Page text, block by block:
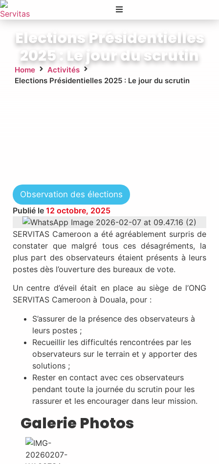
Elections Présidentielles
2025 : Le jour du scrutin
Home
Activités
Elections Présidentielles 2025 : Le jour du scrutin
Observation des élections
Publié le 12 octobre, 2025
SERVITAS Cameroon a été agréablement surpris de
constater que malgré tous ces désagréments, la
plus part des observateurs étaient présents à leurs
postes dès l’ouverture des bureaux de vote.
Un centre d’éveil était en place au siège de l’ONG
SERVITAS Cameroon à Douala, pour :
S’assurer de la présence des observateurs à
leurs postes ;
Recueillir les difficultés rencontrées par les
observateurs sur le terrain et y apporter des
solutions ;
Rester en contact avec ces observateurs
pendant toute la journée du scrutin pour les
rassurer et les encourager dans leur mission.
Galerie Photos